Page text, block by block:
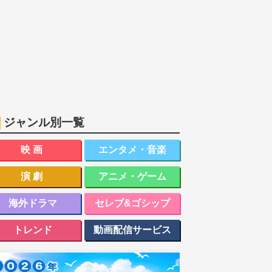
ジャンル別一覧
映画 エンタメ・音楽
演劇 アニメ・ゲーム
海外ドラマ セレブ&ゴシップ
トレンド 動画配信サービス